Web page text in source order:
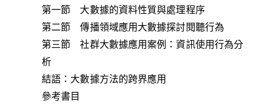
第一節 大數據的資料性質與處理程序
第二節 傳播領域應用大數據探討閱聽行為
第三節 社群大數據應用案例：資訊使用行為分
析
結語：大數據方法的跨界應用
參考書目